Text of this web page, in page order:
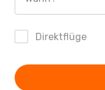
Direktflüge